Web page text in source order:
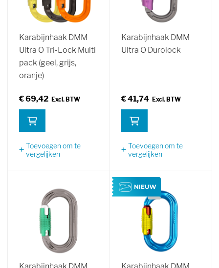
Karabijnhaak DMM
Ultra O Tri-Lock Multi
pack (geel, grijs,
oranje)
€ 69,42
Toevoegen om te
vergelijken
Karabijnhaak DMM
Ultra O Durolock
€ 41,74
Toevoegen om te
vergelijken
Karabijnhaak DMM
Karabijnhaak DMM